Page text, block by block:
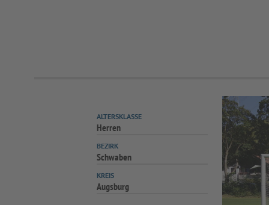
ALTERSKLASSE
Herren
BEZIRK
Schwaben
KREIS
Augsburg